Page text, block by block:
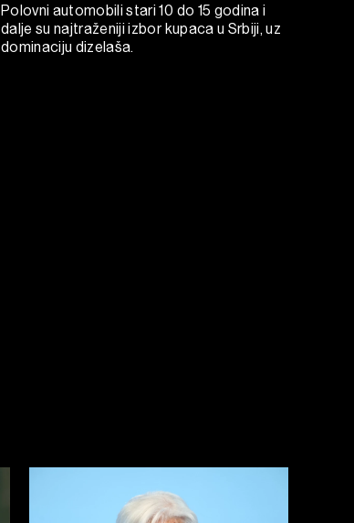
Polovni automobili stari 10 do 15 godina i
dalje su najtraženiji izbor kupaca u Srbiji, uz
dominaciju dizelaša.